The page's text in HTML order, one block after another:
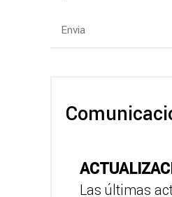
Las últimas